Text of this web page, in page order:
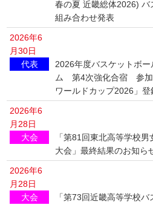
春の夏 近畿総体2026) バ
組み合わせ発表
2026年6
月30日
代表
2026年度バスケットボ
ム 第4次強化合宿 参加
ワールドカップ2026」
2026年6
月28日
大会
「第81回東北高等学校
大会」最終結果のお知ら
2026年6
月28日
大会
「第73回近畿高等学校